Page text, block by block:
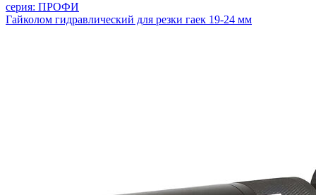
серия: ПРОФИ
Гайколом гидравлический для резки гаек 19-24 мм